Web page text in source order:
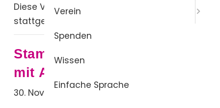
Diese Veranstaltung hat bereits
stattgefunden.
Stammtisch für Menschen
mit AMC in Nürnberg
30. November 2024 / 14:00
Verein
Spenden
Wissen
Einfache Sprache